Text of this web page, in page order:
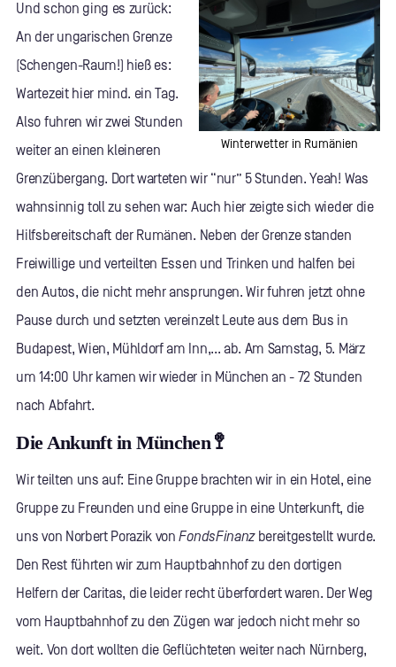
Winterwetter in Rumänien
Und schon ging es zurück:
An der ungarischen Grenze
(Schengen-Raum!) hieß es:
Wartezeit hier mind. ein Tag.
Also fuhren wir zwei Stunden
weiter an einen kleineren
Grenzübergang. Dort warteten wir “nur” 5 Stunden. Yeah! Was
wahnsinnig toll zu sehen war: Auch hier zeigte sich wieder die
Hilfsbereitschaft der Rumänen. Neben der Grenze standen
Freiwillige und verteilten Essen und Trinken und halfen bei
den Autos, die nicht mehr ansprungen. Wir fuhren jetzt ohne
Pause durch und setzten vereinzelt Leute aus dem Bus in
Budapest, Wien, Mühldorf am Inn,... ab. Am Samstag, 5. März
um 14:00 Uhr kamen wir wieder in München an - 72 Stunden
nach Abfahrt.
Die Ankunft in München 🚏
Wir teilten uns auf: Eine Gruppe brachten wir in ein Hotel, eine
Gruppe zu Freunden und eine Gruppe in eine Unterkunft, die
uns von Norbert Porazik vonFondsFinanzbereitgestellt wurde.
Den Rest führten wir zum Hauptbahnhof zu den dortigen
Helfern der Caritas, die leider recht überfordert waren. Der Weg
vom Hauptbahnhof zu den Zügen war jedoch nicht mehr so
weit. Von dort wollten die Geflüchteten weiter nach Nürnberg,